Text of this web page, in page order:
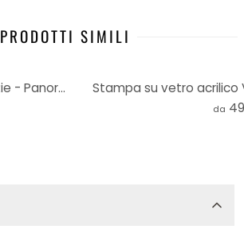
PRODOTTI SIMILI
Stampa su vetro acrilico Varietà colorata di spezie - Panorama
Stampa su vetro
da